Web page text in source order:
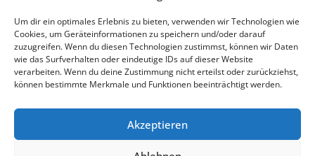
Um dir ein optimales Erlebnis zu bieten, verwenden wir Technologien wie
Cookies, um Geräteinformationen zu speichern und/oder darauf
zuzugreifen. Wenn du diesen Technologien zustimmst, können wir Daten
wie das Surfverhalten oder eindeutige IDs auf dieser Website
verarbeiten. Wenn du deine Zustimmung nicht erteilst oder zurückziehst,
können bestimmte Merkmale und Funktionen beeinträchtigt werden.
Akzeptieren
Wr. Neustädter Straße 1
2733 Grünbach am Schneeberg
Öffnungszeiten Gemeindeamt:
Montag: 8.00 – 12.00 Uhr und 14.00 – 18.00 Uhr
Freitag: 8.00 – 12.00 Uhr
Email: